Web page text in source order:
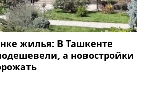
жилья: В Ташкенте
а новостройки